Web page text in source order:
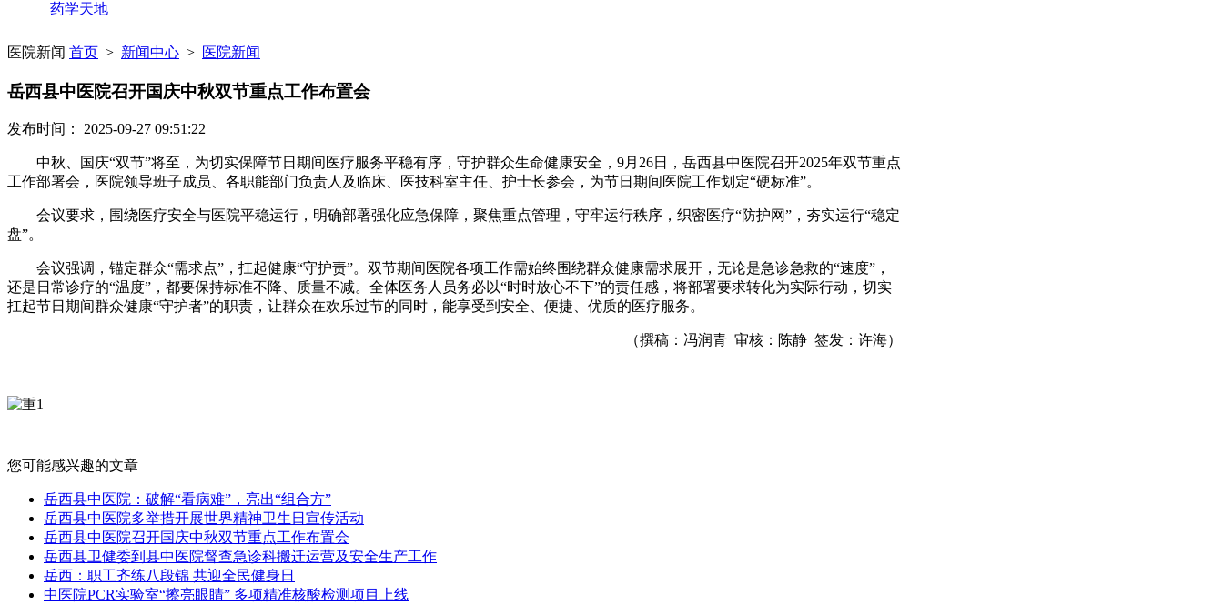
药学天地
医院新闻 首页 > 新闻中心 > 医院新闻
岳西县中医院召开国庆中秋双节重点工作布置会
发布时间： 2025-09-27 09:51:22
中秋、国庆“双节”将至，为切实保障节日期间医疗服务平稳有序，守护群众生命健康安全，9月26日，岳西县中医院召开2025年双节重点
工作部署会，医院领导班子成员、各职能部门负责人及临床、医技科室主任、护士长参会，为节日期间医院工作划定“硬标准”。
会议要求，围绕医疗安全与医院平稳运行，明确部署强化应急保障，聚焦重点管理，守牢运行秩序，织密医疗“防护网”，夯实运行“稳定
盘”。
会议强调，锚定群众“需求点”，扛起健康“守护责”。双节期间医院各项工作需始终围绕群众健康需求展开，无论是急诊急救的“速度”，
还是日常诊疗的“温度”，都要保持标准不降、质量不减。全体医务人员务必以“时时放心不下”的责任感，将部署要求转化为实际行动，切实
扛起节日期间群众健康“守护者”的职责，让群众在欢乐过节的同时，能享受到安全、便捷、优质的医疗服务。
（撰稿：冯润青 审核：陈静 签发：许海）
您可能感兴趣的文章
岳西县中医院：破解“看病难”，亮出“组合方”
岳西县中医院多举措开展世界精神卫生日宣传活动
岳西县中医院召开国庆中秋双节重点工作布置会
岳西县卫健委到县中医院督查急诊科搬迁运营及安全生产工作
岳西：职工齐练八段锦 共迎全民健身日
中医院PCR实验室“擦亮眼睛” 多项精准核酸检测项目上线